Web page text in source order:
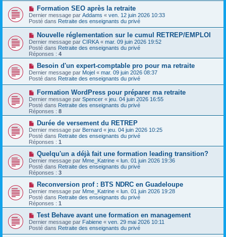
s
a
g
e
a
u
m
e
s
a
g
e
N
o
u
v
e
a
u
m
e
s
a
g
e
Formation SEO après la retraite
Dernier message par Addams « ven. 12 juin 2026 10:33
Posté dans Retraite des enseignants du privé
N
o
u
v
e
a
u
m
e
s
a
g
e
Nouvelle réglementation sur le cumul RETREP/EMPLOI
Dernier message par CIRKA « mar. 09 juin 2026 19:52
Posté dans Retraite des enseignants du privé
Réponses : 4
N
o
u
v
e
a
u
m
e
s
a
g
e
Besoin d'un expert-comptable pro pour ma retraite
Dernier message par Mojel « mar. 09 juin 2026 08:37
Posté dans Retraite des enseignants du privé
N
o
u
v
e
a
u
m
e
s
s
a
g
e
Formation WordPress pour préparer ma retraite
Dernier message par Spencer « jeu. 04 juin 2026 16:55
Posté dans Retraite des enseignants du privé
Réponses : 8
N
o
u
v
e
a
m
e
s
s
a
g
e
Durée de versement du RETREP
Dernier message par Bernard « jeu. 04 juin 2026 10:25
Posté dans Retraite des enseignants du privé
Réponses : 1
N
o
u
v
e
a
u
m
e
s
s
g
e
Quelqu'un a déjà fait une formation leading transition?
Dernier message par Mme_Katrine « lun. 01 juin 2026 19:36
Posté dans Retraite des enseignants du privé
Réponses : 3
N
o
u
v
e
a
m
e
Reconversion prof : BTS NDRC en Guadeloupe
Dernier message par Mme_Katrine « lun. 01 juin 2026 19:28
Posté dans Retraite des enseignants du privé
Réponses : 1
N
o
u
v
Test Behave avant une formation en management
Dernier message par Fabiene « ven. 29 mai 2026 10:11
Posté dans Retraite des enseignants du privé